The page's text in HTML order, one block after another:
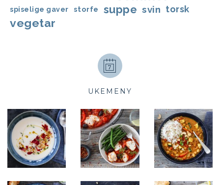
spiselige gaver storfe suppe svin torsk
vegetar
UKEMENY